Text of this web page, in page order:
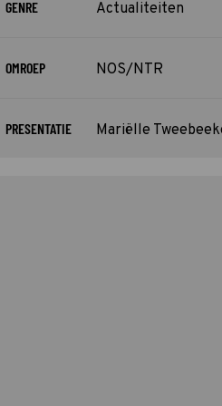
GENRE Actualiteiten
OMROEP NOS/NTR
PRESENTATIE Mariëlle